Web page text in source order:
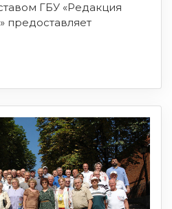
ГБУ «Редакция
предоставляет